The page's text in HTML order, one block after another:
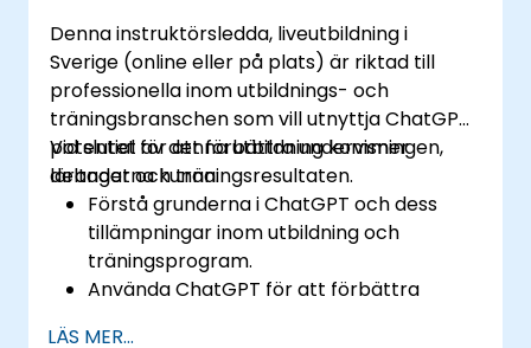
Denna instruktörsledda, liveutbildning i
Sverige (online eller på plats) är riktad till
professionella inom utbildnings- och
träningsbranschen som vill utnyttja ChatGPTs
potential för att förbättra undervisningen,
lärandet och träningsresultaten.
Vid slutet av denna utbildning kommer
deltagarna kunna:
Förstå grunderna i ChatGPT och dess
tillämpningar inom utbildning och
träningsprogram.
Använda ChatGPT för att förbättra
LÄS MER...